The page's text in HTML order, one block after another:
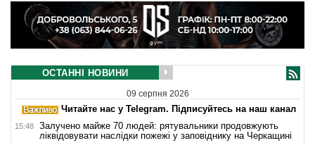
ОСТАННІ НОВИНИ
09 серпня 2026
Читайте нас у Telegram. Підписуйтесь на наш канал
15:48
Залучено майже 70 людей: рятувальники продовжують
ліквідовувати наслідки пожежі у заповіднику на Черкащині